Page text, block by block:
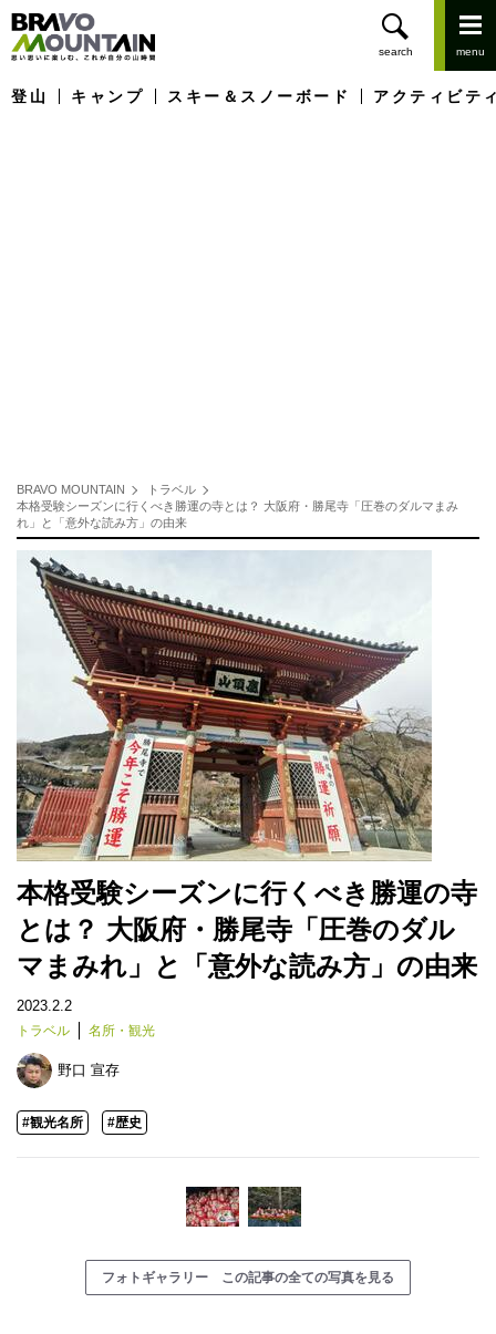
登山 キャンプ スキー＆スノーボード アクティビテ
BRAVO MOUNTAIN
トラベル
本格受験シーズンに行くべき勝運の寺とは？ 大阪府・勝尾寺「圧巻のダルマまみ
れ」と「意外な読み方」の由来
本格受験シーズンに行くべき勝運の寺
とは？ 大阪府・勝尾寺「圧巻のダル
マまみれ」と「意外な読み方」の由来
2023.2.2
トラベル 名所・観光
野口 宣存
#観光名所 #歴史
フォトギャラリー この記事の全ての写真を見る